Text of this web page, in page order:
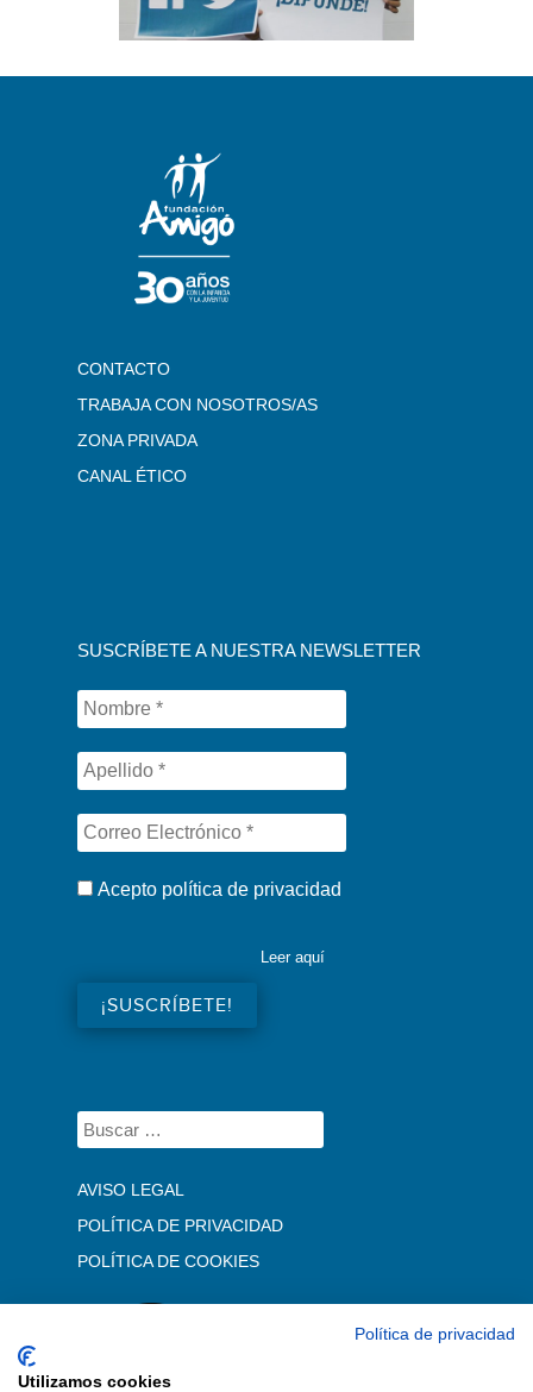
CONTACTO
TRABAJA CON NOSOTROS/AS
ZONA PRIVADA
CANAL ÉTICO
SUSCRÍBETE A NUESTRA NEWSLETTER
Acepto política de privacidad
Leer aquí
AVISO LEGAL
POLÍTICA DE PRIVACIDAD
POLÍTICA DE COOKIES
Política de privacidad
Utilizamos cookies